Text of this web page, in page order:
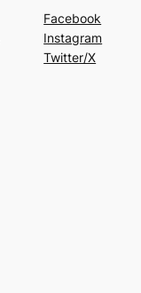
Facebook
Instagram
Twitter/X